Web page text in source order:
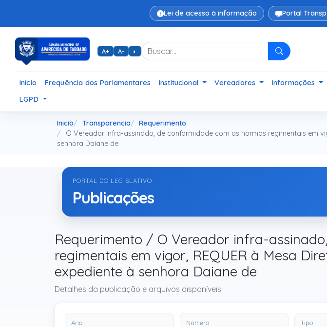
Lei de acesso à informação Portal
A+ A- ◐
Pesquisar
Início Frequência dos Parlamentares Institucional Vereadores Informações
LGPD
Inicio Transparencia
Requerimento
O Vereador infra-assinado, de conformidade com as normas regimentais em
senhora Daiane de
PORTAL DO LEGISLATIVO
Publicações
Requerimento / O Vereador infra-
regimentais em vigor, REQUER à Mesa
expediente à senhora Daiane de
Detalhes da publicação e arquivos disponíveis.
Ano Número Tipo